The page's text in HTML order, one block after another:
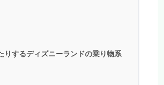
りするディズニーランドの乗り物系